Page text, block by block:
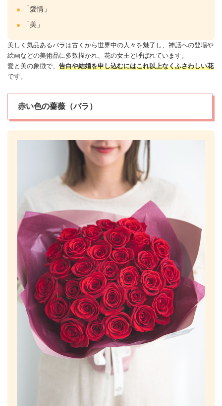
「愛情」
「美」
美しく気品あるバラは古くから世界中の人々を魅了し、神話への登場や
絵画などの美術品に多数描かれ、花の女王と呼ばれています。
愛と美の象徴で、 告白や結婚を申し込むにはこれ以上なくふさわしい花
です。
赤い色の薔薇（バラ）